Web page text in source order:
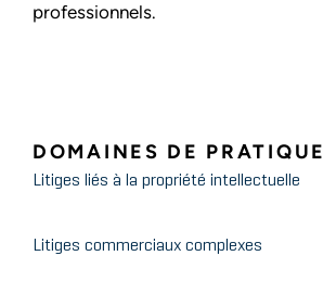
professionnels.
DOMAINES DE PRATIQUE
Litiges liés à la propriété intellectuelle
Litiges commerciaux complexes